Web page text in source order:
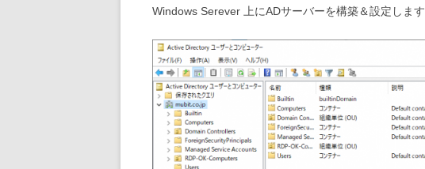
Windows Serever 上にADサーバーを構築＆設定します